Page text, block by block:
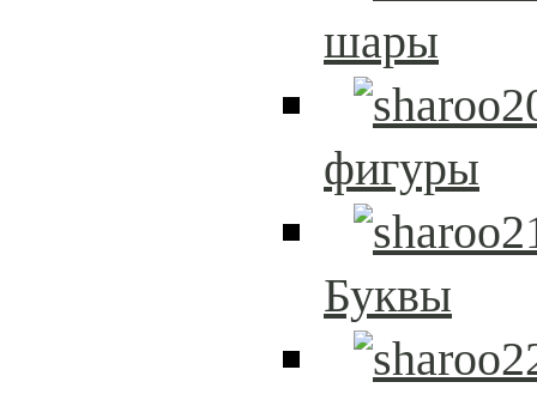
шары
фигуры
Буквы